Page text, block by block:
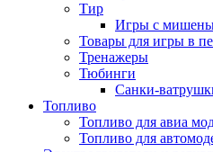
Тир
Игры с
Товары для игры в
Тренажеры
Тюбинги
Санки-
Топливо
Топливо для авиа
Топливо для